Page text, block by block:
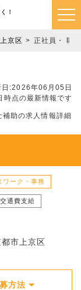
！
京区 正社員・ 職
日:2026年06月05日
点の最新情報です
助の求人情報詳細
ワーク・事務
交通費支給
市上京区
方法